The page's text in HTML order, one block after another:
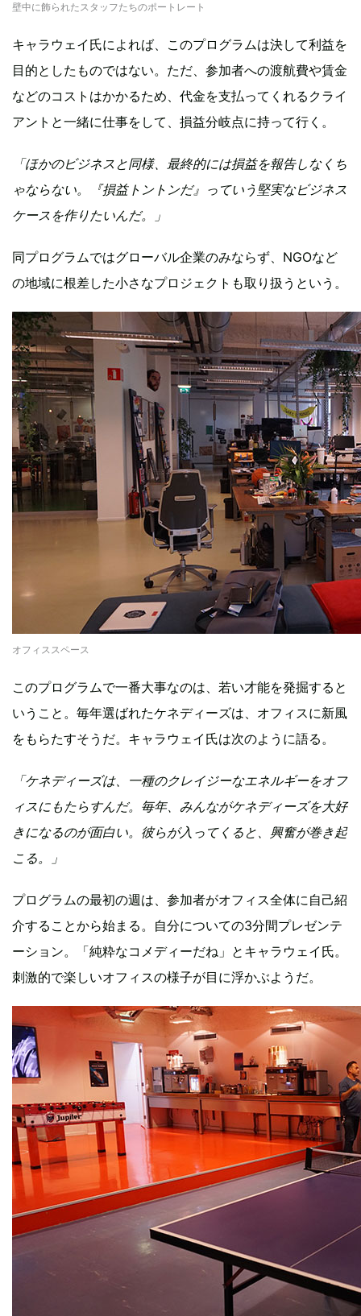
壁中に飾られたスタッフたちのポートレート
キャラウェイ氏によれば、このプログラムは決して利益を
目的としたものではない。ただ、参加者への渡航費や賃金
などのコストはかかるため、代金を支払ってくれるクライ
アントと一緒に仕事をして、損益分岐点に持って行く。
「ほかのビジネスと同様、最終的には損益を報告しなくち
ゃならない。『損益トントンだ』っていう堅実なビジネス
ケースを作りたいんだ。」
同プログラムではグローバル企業のみならず、NGOなど
の地域に根差した小さなプロジェクトも取り扱うという。
オフィススペース
このプログラムで一番大事なのは、若い才能を発掘すると
いうこと。毎年選ばれたケネディーズは、オフィスに新風
をもらたすそうだ。キャラウェイ氏は次のように語る。
「ケネディーズは、一種のクレイジーなエネルギーをオフ
ィスにもたらすんだ。毎年、みんながケネディーズを大好
きになるのが面白い。彼らが入ってくると、興奮が巻き起
こる。」
プログラムの最初の週は、参加者がオフィス全体に自己紹
介することから始まる。自分についての3分間プレゼンテ
ーション。「純粋なコメディーだね」とキャラウェイ氏。
刺激的で楽しいオフィスの様子が目に浮かぶようだ。